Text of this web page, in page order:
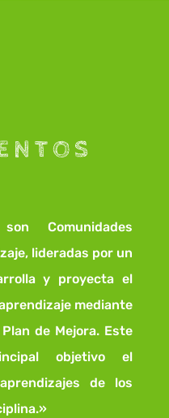
Comunidades
lideradas por un
y proyecta el
mediante
de Mejora. Este
objetivo el
de los